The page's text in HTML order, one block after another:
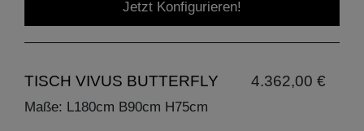
Jetzt Konfigurieren!
TISCH VIVUS BUTTERFLY 4.362,00 €
Maße: L180cm B90cm H75cm